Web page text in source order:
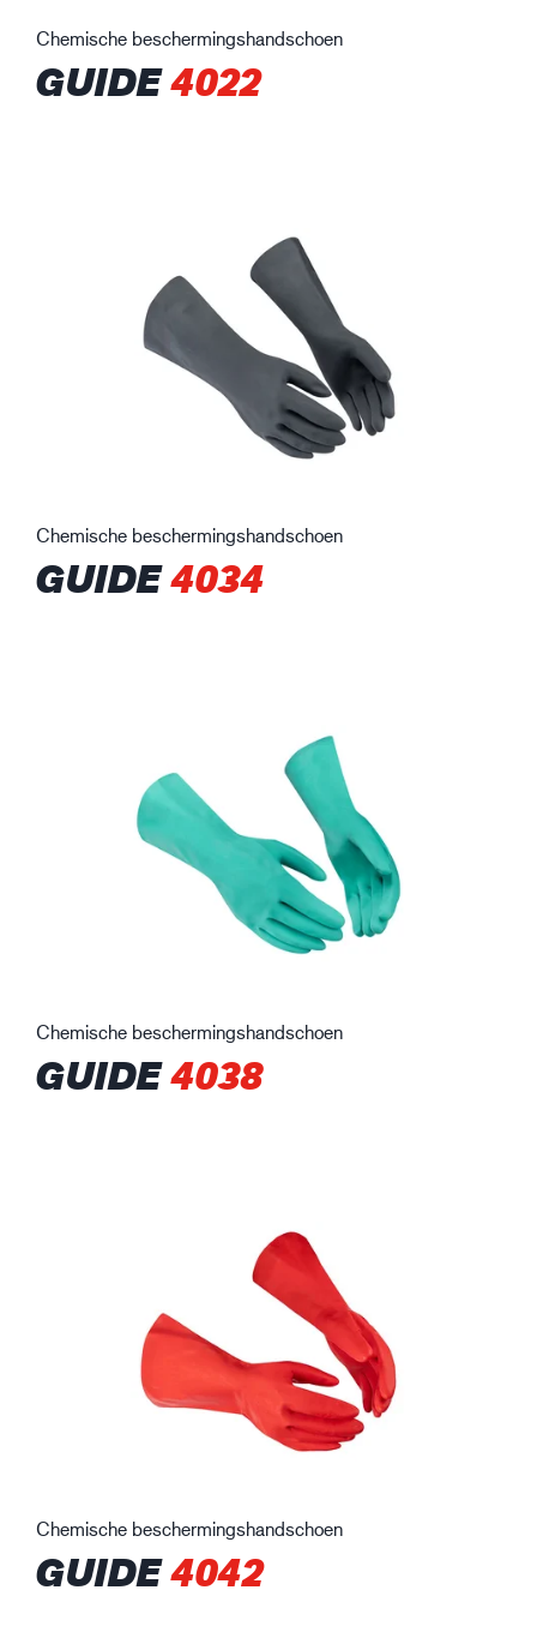
Chemische beschermingshandschoen
GUIDE4022
Chemische beschermingshandschoen
GUIDE4034
Chemische beschermingshandschoen
GUIDE4038
Chemische beschermingshandschoen
GUIDE4042